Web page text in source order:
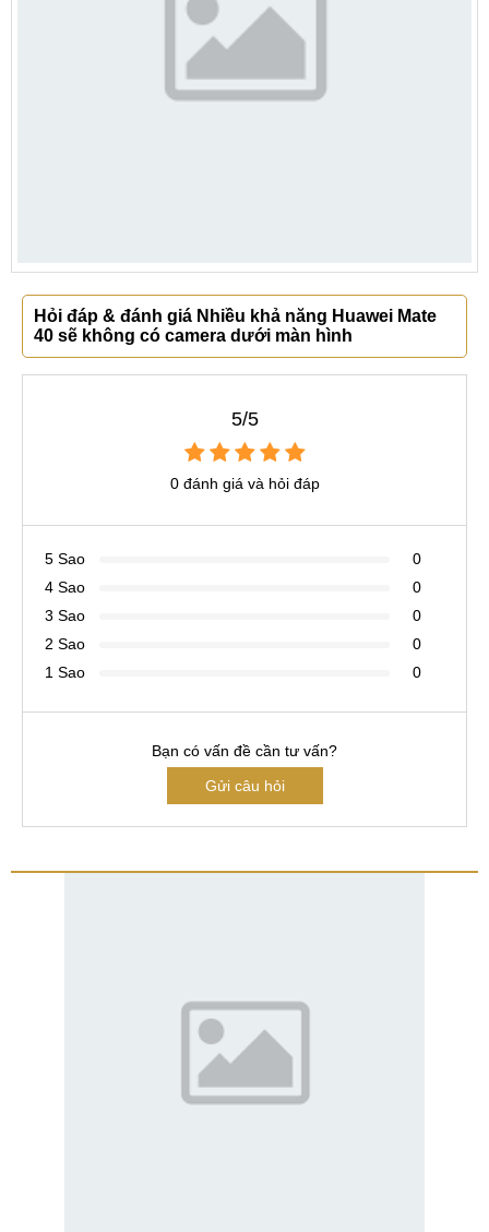
Hỏi đáp & đánh giá Nhiều khả năng Huawei Mate
40 sẽ không có camera dưới màn hình
5/5
0 đánh giá và hỏi đáp
5 Sao
0
4 Sao
0
3 Sao
0
2 Sao
0
1 Sao
0
Bạn có vấn đề cần tư vấn?
Gửi câu hỏi